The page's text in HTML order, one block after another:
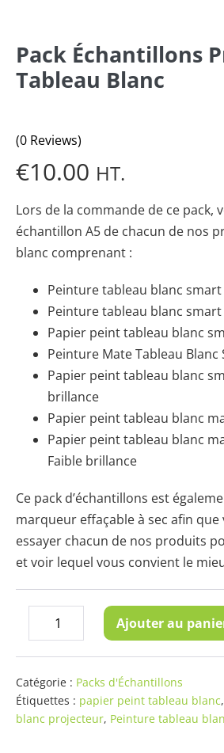
Pack Échantillons
Tableau Blanc
(0 Reviews)
€10.00 HT.
Lors de la commande de ce pack,
échantillon A5 de chacun de nos
blanc comprenant :
Peinture tableau blanc smart
Peinture tableau blanc
Papier peint tableau blanc
Peinture Mate Tableau Blanc
Papier peint tableau blanc
brillance
Papier peint tableau blanc
Papier peint tableau blanc
Faible brillance
Ce pack d’échantillons est
marqueur effaçable à sec afin que
essayer chacun de nos produits
et voir lequel vous convient le
quantité
de
Pack
Échantillons
Produits
Tableau
Increase
Ajouter au
Catégorie : Packs d'Échantillons
Étiquettes : papier peint tableau blanc,
blanc projecteur, Peinture tableau